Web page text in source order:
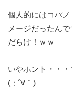
個人的にはコパ
メージだったん
だらけ！ｗｗ
いやホント・・
(；´∀｀)